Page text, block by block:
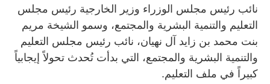
نائب رئيس مجلس الوزراء وزير الخارجية رئيس مجلس
التعليم والتنمية البشرية والمجتمع، وسمو الشيخة مريم
بنت محمد بن زايد آل نهيان، نائب رئيس مجلس التعليم
والتنمية البشرية والمجتمع، التي بدأت تُحدث تحولاً إيجابياً
كبيراً في ملف التعليم.